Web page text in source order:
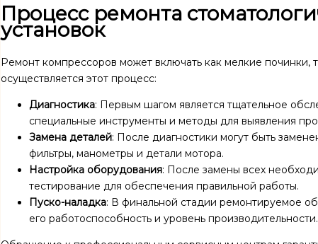
Процесс ремонта
установок
Ремонт компрессоров может включать как мелкие починки,
осуществляется этот процесс:
Диагностика: Первым шагом является тщательное
специальные инструменты и методы для выявления
Замена деталей: После диагностики могут быть
фильтры, манометры и детали мотора.
Настройка оборудования: После замены всех
тестирование для обеспечения правильной работы.
Пуско-наладка: В финальной стадии ремонтируемое
его работоспособность и уровень производительности.